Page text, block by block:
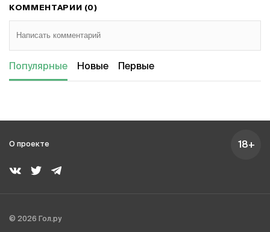
КОММЕНТАРИИ (0)
Популярные Новые Первые
О проекте 18+
© 2026 Гол.ру